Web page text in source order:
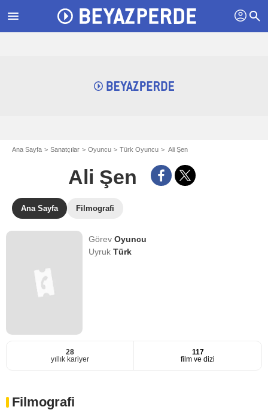
menu profil search
Ana Sayfa Sanatçılar Oyuncu Türk Oyuncu Ali Şen
Ali Şen
Ana Sayfa Filmografi
GörevOyuncu
UyrukTürk
28
yıllık kariyer
117
film ve dizi
Filmografi